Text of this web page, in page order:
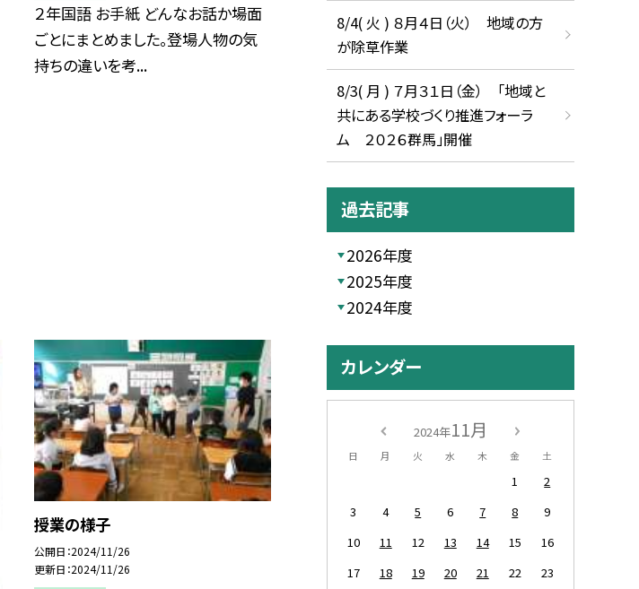
２年国語 お手紙 どんなお話か場面
ごとにまとめました。登場人物の気
持ちの違いを考...
授業の様子
公開日 2024/11/26
更新日 2024/11/26
8/4( 火 ) ８月４日（火） 地域の方
が除草作業
8/3( 月 ) ７月３１日（金） 「地域と
共にある学校づくり推進フォーラ
ム ２０２６群馬」開催
過去記事
2026年度
2025年度
2024年度
カレンダー
2024年11月
日 月 火 水 木 金 土
1
2
3
4 5 6 7 8
9
10
11 12 13 14 15
16
17
18 19 20 21 22
23